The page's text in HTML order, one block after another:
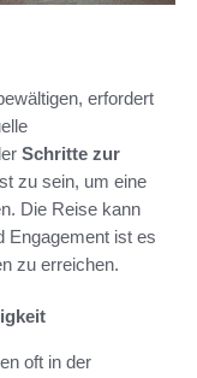
erfordert
Schritte zur
zu sein, um eine
Die Reise kann
Engagement ist es
zu erreichen.
oft in der